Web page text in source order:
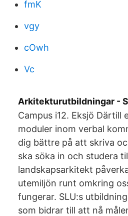
fmK
vgy
cOwh
Vc
Arkitekturutbildningar -
Campus i12. Eksjö Därtill
moduler inom verbal
dig bättre på att skriva
ska söka in och studera
landskapsarkitekt
utemiljön runt omkring
fungerar. SLU:s
som bidrar till att nå